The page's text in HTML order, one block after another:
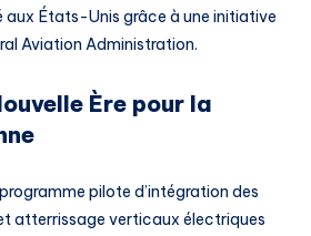
aux États-Unis grâce à une initiative
Aviation Administration.
Ère pour la
pilote d’intégration des
atterrissage verticaux électriques